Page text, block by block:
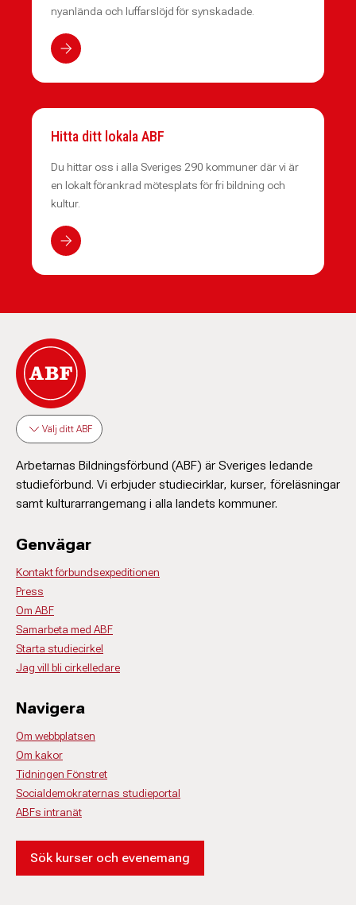
nyanlända och luffarslöjd för synskadade.
Hitta ditt lokala ABF
Du hittar oss i alla Sveriges 290 kommuner där vi är
en lokalt förankrad mötesplats för fri bildning och
kultur.
Välj ditt ABF
Arbetarnas Bildningsförbund (ABF) är Sveriges ledande
studieförbund. Vi erbjuder studiecirklar, kurser, föreläsningar
samt kulturarrangemang i alla landets kommuner.
Genvägar
Kontakt förbundsexpeditionen
Press
Om ABF
Samarbeta med ABF
Starta studiecirkel
Jag vill bli cirkelledare
Navigera
Om webbplatsen
Om kakor
Tidningen Fönstret
Socialdemokraternas studieportal
ABFs intranät
Sök kurser och evenemang